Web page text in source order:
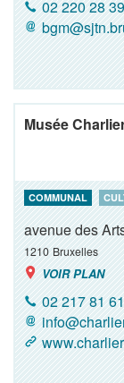
02 220 28 39
Musée
COMMUNAL
avenue des
1210 Bruxelles
VOIR PLAN
02 217 81 61